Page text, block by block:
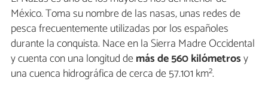
México. Toma su nombre de las nasas, unas redes de
pesca frecuentemente utilizadas por los españoles
durante la conquista. Nace en la Sierra Madre Occidental
y cuenta con una longitud demás de 560 kilómetrosy
una cuenca hidrográfica de cerca de 57.101 km².